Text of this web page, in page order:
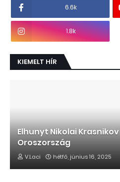
6.6k
1.8k
KIEMELT HÍR
Elhunyt Nikolai
Oroszország
V.Laci hétfő, június 16, 2025